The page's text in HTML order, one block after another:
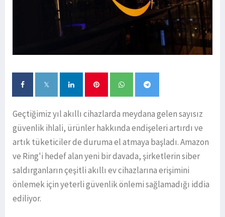
Geçtiğimiz yıl akıllı cihazlarda meydana gelen sayısız
güvenlik ihlali, ürünler hakkında endişeleri artırdı ve
artık tüketiciler de duruma el atmaya başladı. Amazon
ve Ring'i hedef alan yeni bir davada, şirketlerin siber
saldırganların çeşitli akıllı ev cihazlarına erişimini
önlemek için yeterli güvenlik önlemi sağlamadığı iddia
ediliyor.